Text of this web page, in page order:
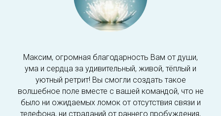
Максим, огромная благодарность Вам от души,
ума и сердца за удивительный, живой, тёплый и
уютный ретрит! Вы смогли создать такое
волшебное поле вместе с вашей командой, что не
было ни ожидаемых ломок от отсутствия связи и
телефона, ни страданий от раннего пробуждения,